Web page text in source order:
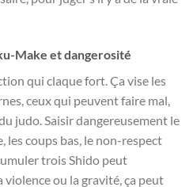
Make et dangerosité
qui claque fort. Ça vise les
ceux qui peuvent faire mal,
judo. Saisir dangereusement le
les coups bas, le non-respect
trois Shido peut
violence ou la gravité, ça peut